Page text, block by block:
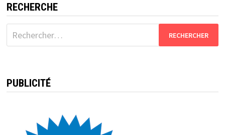
RECHERCHE
Rechercher :
PUBLICITÉ